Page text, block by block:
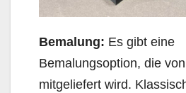
Bemalung: Es gibt eine
Bemalungsoption, die
mitgeliefert wird.